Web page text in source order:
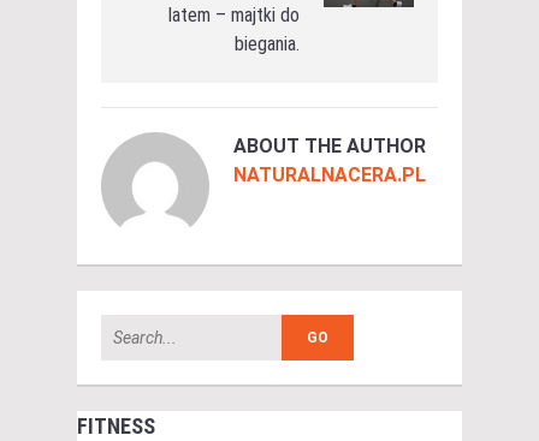
latem – majtki do
biegania.
ABOUT THE AUTHOR
NATURALNACERA.PL
FITNESS